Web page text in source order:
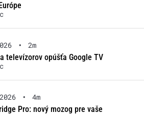
•
2m
televízorov opúšťa Google TV
•
4m
Pro: nový mozog pre vaše